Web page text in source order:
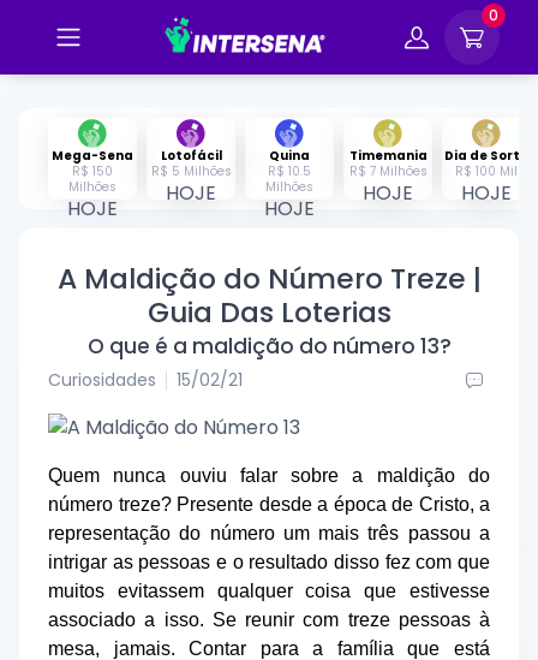
0
Mega-Sena
R$ 150
Milhões
HOJE
Lotofácil
R$ 5 Milhões
HOJE
Quina
R$ 10.5
Milhões
HOJE
Timemania
R$ 7 Milhões
HOJE
Dia de Sorte
R$ 100 Mil
HOJE
A Maldição do Número Treze |
Guia Das Loterias
O que é a maldição do número 13?
Curiosidades 15/02/21
Quem nunca ouviu falar sobre a maldição do
número treze? Presente desde a época de Cristo, a
representação do número um mais três passou a
intrigar as pessoas e o resultado disso fez com que
muitos evitassem qualquer coisa que estivesse
associado a isso. Se reunir com treze pessoas à
mesa, jamais. Contar para a família que está